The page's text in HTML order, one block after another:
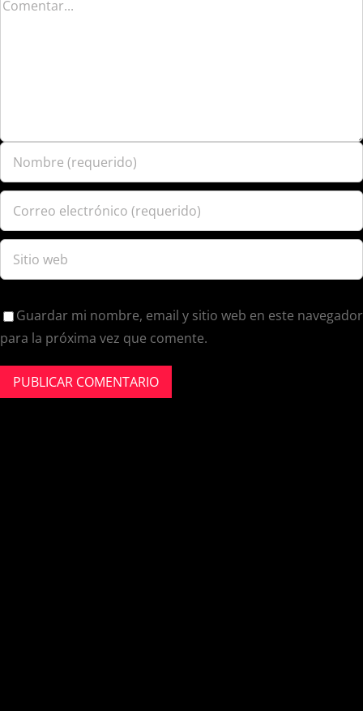
Guardar mi nombre, email y sitio web en este navegador
para la próxima vez que comente.